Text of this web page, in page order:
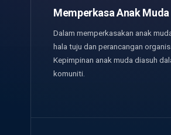
Memperkasa Anak Muda
Dalam memperkasakan anak
hala tuju dan perancangan
Kepimpinan anak muda diasuh
komuniti.